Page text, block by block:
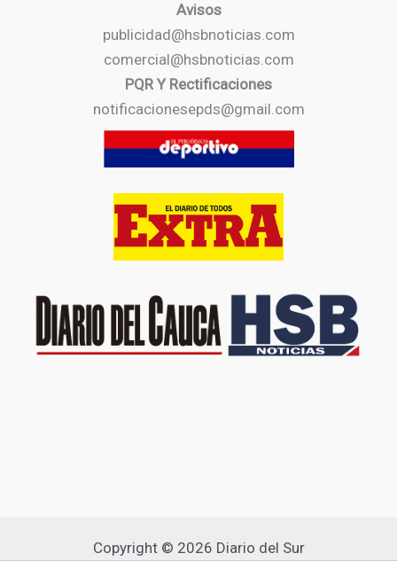
Avisos
publicidad@hsbnoticias.com
comercial@hsbnoticias.com
PQR Y Rectificaciones
notificacionesepds@gmail.com
Copyright © 2026 Diario del Sur